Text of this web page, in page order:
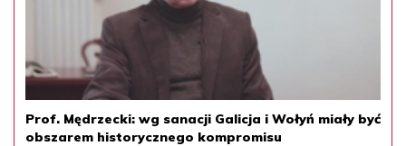
Prof. Mędrzecki: wg sanacji Galicja i Wołyń miały być
obszarem historycznego kompromisu